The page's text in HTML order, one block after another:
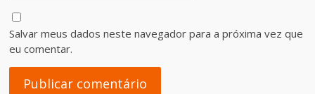
Salvar meus dados neste navegador para a próxima vez que
eu comentar.